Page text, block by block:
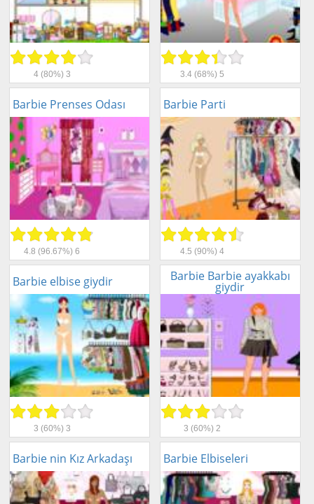
4(80%) 3 3.4 (68%)5
Barbie Prenses Odası
4.8 (96.67%)6
Barbie Parti
4.5 (90%)4
Barbie elbise giydir
3 (60%) 3
Barbie Barbie ayakkabı
giydir
3 (60%)2
Barbie nin Kız Arkadaşı Barbie Elbiseleri